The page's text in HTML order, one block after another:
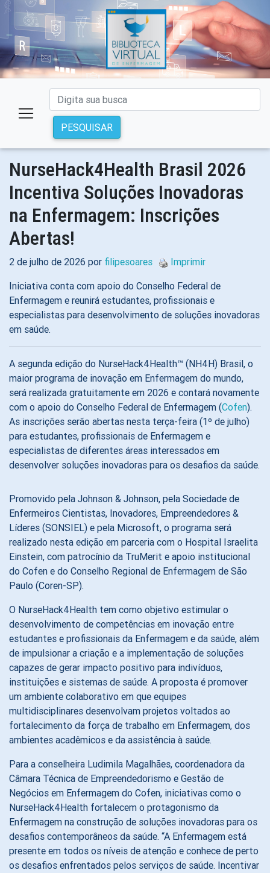
PESQUISAR
NurseHack4Health Brasil 2026
Incentiva Soluções Inovadoras
na Enfermagem: Inscrições
Abertas!
2 de julho de 2026 por filipesoares
Imprimir
Iniciativa conta com apoio do Conselho Federal de
Enfermagem e reunirá estudantes, profissionais e
especialistas para desenvolvimento de soluções inovadoras
em saúde.
A segunda edição do NurseHack4Health™ (NH4H) Brasil, o
maior programa de inovação em Enfermagem do mundo,
será realizada gratuitamente em 2026 e contará novamente
com o apoio do Conselho Federal de Enfermagem (Cofen).
As inscrições serão abertas nesta terça-feira (1º de julho)
para estudantes, profissionais de Enfermagem e
especialistas de diferentes áreas interessados em
desenvolver soluções inovadoras para os desafios da saúde.
Promovido pela Johnson & Johnson, pela Sociedade de
Enfermeiros Cientistas, Inovadores, Empreendedores &
Líderes (SONSIEL) e pela Microsoft, o programa será
realizado nesta edição em parceria com o Hospital Israelita
Einstein, com patrocínio da TruMerit e apoio institucional
do Cofen e do Conselho Regional de Enfermagem de São
Paulo (Coren-SP).
O NurseHack4Health tem como objetivo estimular o
desenvolvimento de competências em inovação entre
estudantes e profissionais da Enfermagem e da saúde, além
de impulsionar a criação e a implementação de soluções
capazes de gerar impacto positivo para indivíduos,
instituições e sistemas de saúde. A proposta é promover
um ambiente colaborativo em que equipes
multidisciplinares desenvolvam projetos voltados ao
fortalecimento da força de trabalho em Enfermagem, dos
ambientes acadêmicos e da assistência à saúde.
Para a conselheira Ludimila Magalhães, coordenadora da
Câmara Técnica de Empreendedorismo e Gestão de
Negócios em Enfermagem do Cofen, iniciativas como o
NurseHack4Health fortalecem o protagonismo da
Enfermagem na construção de soluções inovadoras para os
desafios contemporâneos da saúde. “A Enfermagem está
presente em todos os níveis de atenção e conhece de perto
os desafios enfrentados pelos serviços de saúde. Incentivar